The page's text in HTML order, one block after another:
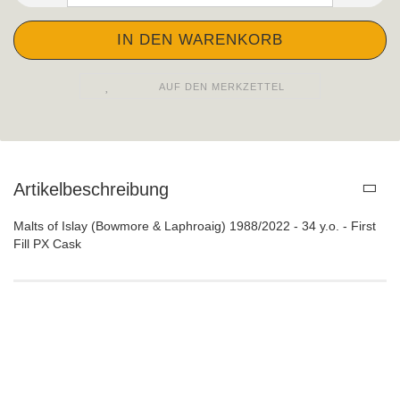
AUF DEN MERKZETTEL
Artikelbeschreibung
Malts of Islay (Bowmore & Laphroaig) 1988/2022 - 34 y.o. - First
Fill PX Cask